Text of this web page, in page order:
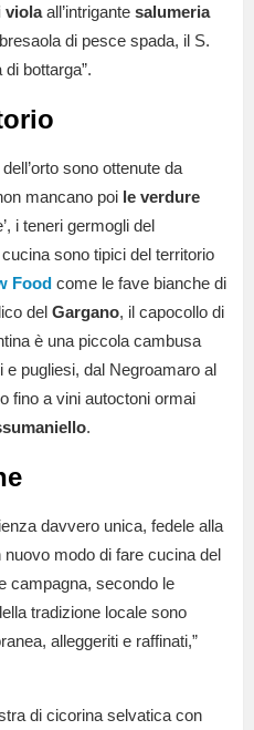
violaall’intrigante salumeria
di pesce spada, il S.
bottarga”.
sono ottenute da
mancano poi le verdure
i teneri germogli del
sono tipici del territorio
Food come le fave bianche di
del Gargano, il capocollo di
è una piccola cambusa
e pugliesi, dal Negroamaro al
fino a vini autoctoni ormai
.
davvero unica, fedele alla
modo di fare cucina del
campagna, secondo le
tradizione locale sono
alleggeriti e raffinati,”
di cicorina selvatica con